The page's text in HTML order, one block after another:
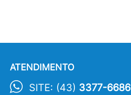
ATENDIMENTO
SITE: (43) 3377-6686